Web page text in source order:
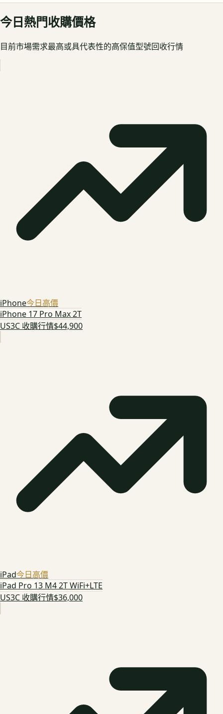
今日熱門收購價格
目前市場需求最高或具代表性的高保值型號回收行情
iPhone今日高價
iPhone 17 Pro Max 2T
US3C 收購行情$44,900
iPad今日高價
iPad Pro 13 M4 2T WiFi+LTE
US3C 收購行情$36,000